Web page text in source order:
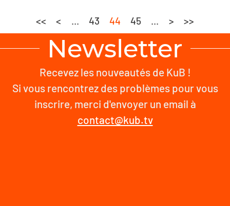
<< < ... 43 44 45 ... > >>
Newsletter
Recevez les nouveautés de KuB !
Si vous rencontrez des problèmes pour vous
inscrire, merci d'envoyer un email à
contact@kub.tv